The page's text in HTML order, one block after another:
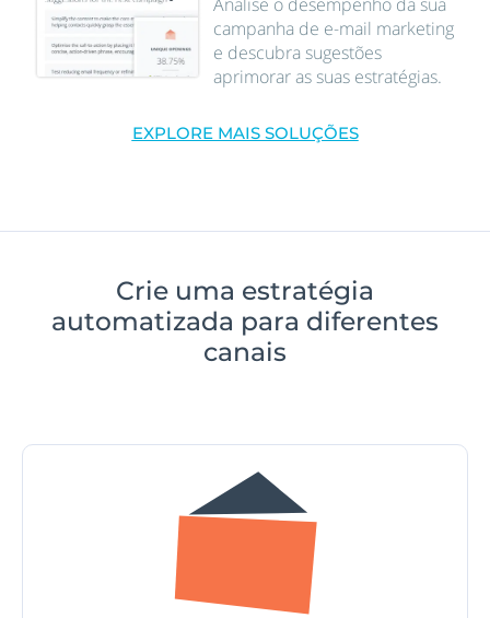
campanha de e-mail marketing
e descubra sugestões
aprimorar as suas estratégias.
EXPLORE MAIS SOLUÇÕES
Crie uma estratégia
automatizada para diferentes
canais